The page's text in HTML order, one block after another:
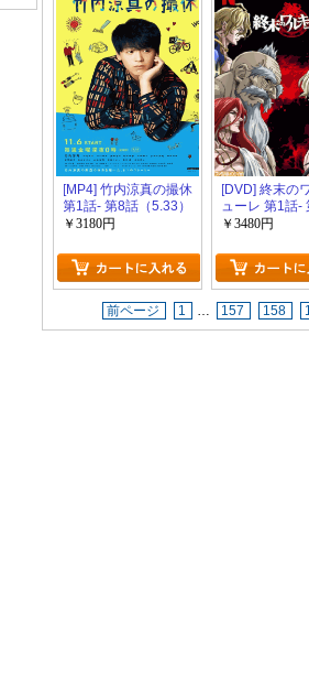
[MP4] 竹内涼真の撮休
第1話- 第8話（5.33）
￥3180円
[DVD] 終末の
ューレ 第1話-
￥3480円
前ページ 1 … 157 158